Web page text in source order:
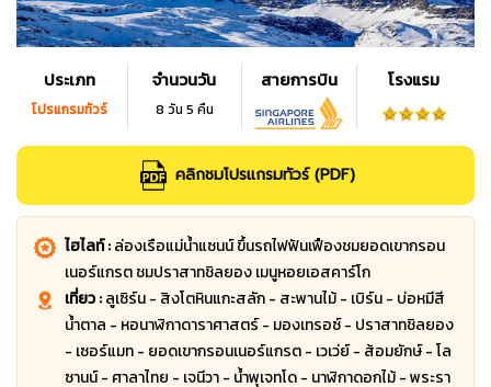
ประเภท
โปรแกรมทัวร์
จำนวนวัน
8 วัน 5 คืน
สายการบิน โรงแรม
คลิกชมโปรแกรมทัวร์ (PDF)
ไฮไลท์ :ล่องเรือแม่น้ำแซนน์ ขึ้นรถไฟฟันเฟืองชมยอดเขากรอน
เนอร์แกรต ชมปราสาทชิลยอง เมนูหอยเอสคาร์โก
เที่ยว :ลูเซิร์น - สิงโตหินแกะสลัก - สะพานไม้ - เบิร์น - บ่อหมีสี
น้ำตาล - หอนาฬิกาดาราศาสตร์ - มองเทรอซ์ - ปราสาทชิลยอง
- เซอร์แมท - ยอดเขากรอนเนอร์แกรต - เวเว่ย์ - ส้อมยักษ์ - โล
ซานน์ - ศาลาไทย - เจนีวา - น้ำพุเจทโด - นาฬิกาดอกไม้ - พระรา